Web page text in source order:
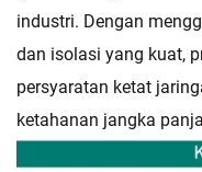
industri. Dengan
dan isolasi yang kuat,
persyaratan ketat
ketahanan jangka